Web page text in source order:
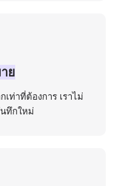
ย
ท่าที่ต้องการ เราไม่
ทึกใหม่